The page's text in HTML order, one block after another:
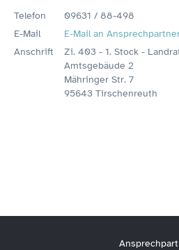
Telefon
09631 / 88-498
E-Mail
E-Mail an
Anschrift
Zi. 403 - 1. Stock -
Amtsgebäude 2
Mähringer Str. 7
95643 Tirschenreuth